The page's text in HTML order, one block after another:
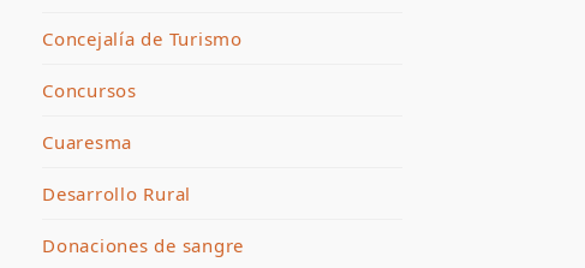
Concejalía de Turismo
Concursos
Cuaresma
Desarrollo Rural
Donaciones de sangre